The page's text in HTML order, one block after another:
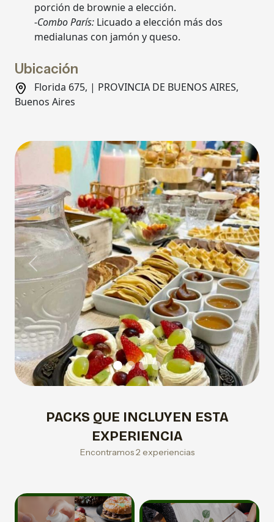
porción de brownie a elección.
-Combo París: Licuado a elección más dos
medialunas con jamón y queso.
Ubicación
Florida 675, | PROVINCIA DE BUENOS AIRES,
Buenos Aires
Previous Next
PACKS QUE INCLUYEN ESTA
EXPERIENCIA
Encontramos 2 experiencias